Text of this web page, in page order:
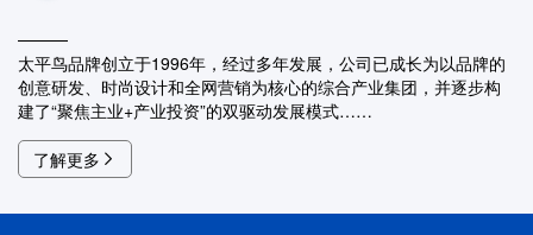
太平鸟品牌创立于1996年，经过多年发展，公司已成长为以品牌的
创意研发、时尚设计和全网营销为核心的综合产业集团，并逐步构
建了“聚焦主业+产业投资”的双驱动发展模式……
了解更多